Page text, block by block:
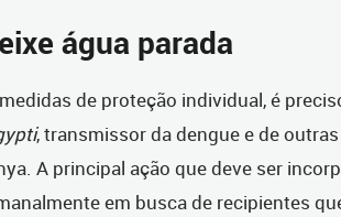
água parada
de proteção individual, é
, transmissor da dengue e de
A principal ação que deve ser
em busca de recipientes